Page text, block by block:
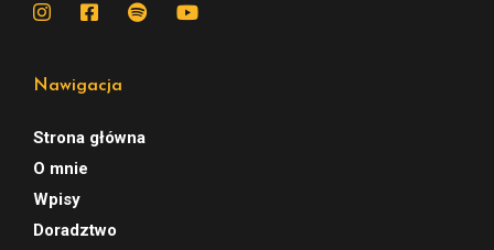
Nawigacja
Strona główna
O mnie
Wpisy
Doradztwo